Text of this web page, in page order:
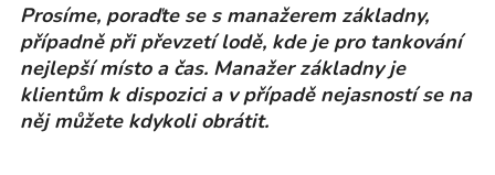
Prosíme, poraďte se s manažerem základny,
případně při převzetí lodě, kde je pro tankování
nejlepší místo a čas. Manažer základny je
klientům k dispozici a v případě nejasností se na
něj můžete kdykoli obrátit.